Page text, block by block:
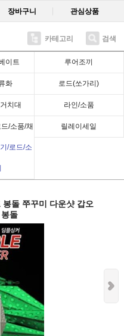
장바구니 관심상품
카테고리 검색
이트 루어조끼
화 로드(쏘가리)
치대 라인/소품
/소품/채
/로드/소
릴레이세일
Recent
돌 쭈꾸미 다운샷 갑오
돌